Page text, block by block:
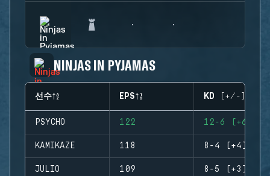
NINJAS IN PYJAMAS
선수 EPS KD (+/-)
PSYCHO 122 12-6 (+6)
KAMIKAZE 118 8-4 (+4)
JULIO 109 8-5 (+3)